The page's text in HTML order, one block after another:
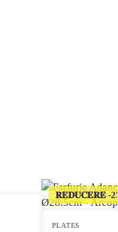
𝐑𝐄𝐃𝐔𝐂𝐄𝐑𝐄
PLATES